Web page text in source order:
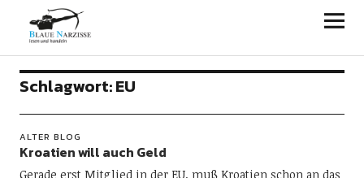
Blaue Narzisse
Schlagwort:EU
ALTER BLOG
Kroatien will auch Geld
Gerade erst Mitglied in der EU, muß Kroatien schon an das